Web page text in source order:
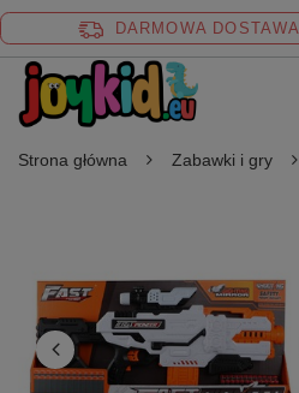
DARMOWA DOSTAWA
Strona główna Zabawki i gry